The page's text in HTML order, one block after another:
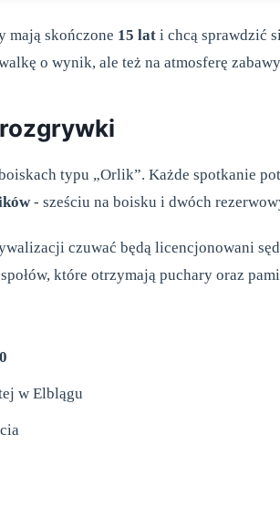
mają skończone 15 lat i chcą sprawdzić
o wynik, ale też na atmosferę
typu „Orlik”. Każde spotkanie
- sześciu na boisku i dwóch
czuwać będą licencjonowani
które otrzymają puchary oraz
w Elblągu